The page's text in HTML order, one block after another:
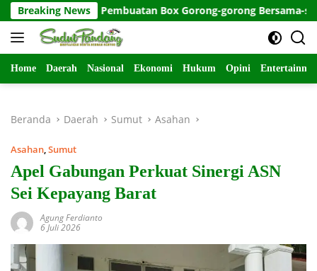
Langsung
ke
konten
Breaking News
Pembuatan Box Gorong-gorong Bersama-sama
Home Daerah Nasional Ekonomi Hukum Opini
Beranda Daerah Sumut Asahan
Asahan,Sumut
Apel Gabungan Perkuat Sinergi ASN
Sei Kepayang Barat
Agung Ferdianto
6 Juli 2026